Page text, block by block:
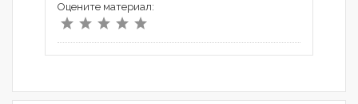
Оцените материал: